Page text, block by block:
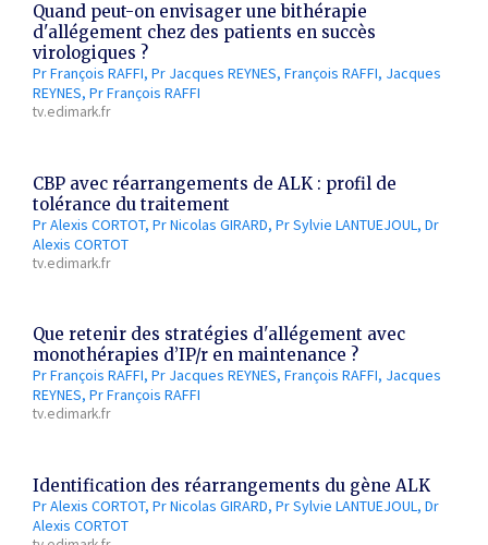
au
Quand peut-on envisager une bithérapie
d'allégement chez des patients en succès
virologiques ?
Pr François RAFFI Pr Jacques REYNES François RAFFI Jacques
REYNES Pr François RAFFI
tv.edimark.fr
CBP avec réarrangements de ALK : profil de
tolérance du traitement
Pr Alexis CORTOT Pr Nicolas GIRARD Pr Sylvie LANTUEJOUL Dr
Alexis CORTOT
tv.edimark.fr
Que retenir des stratégies d'allégement avec
monothérapies d’IP/r en maintenance ?
Pr François RAFFI Pr Jacques REYNES François RAFFI Jacques
REYNES Pr François RAFFI
tv.edimark.fr
Identification des réarrangements du gène ALK
Pr Alexis CORTOT Pr Nicolas GIRARD Pr Sylvie LANTUEJOUL Dr
Alexis CORTOT